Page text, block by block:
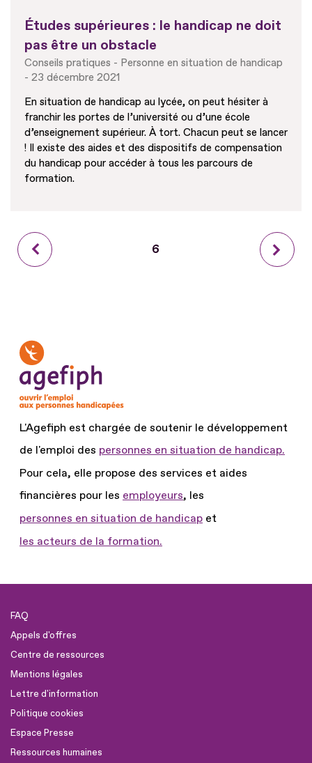
Études supérieures : le handicap ne doit
pas être un obstacle
Conseils pratiques
Personne en situation de handicap
23 décembre 2021
En situation de handicap au lycée, on peut hésiter à
franchir les portes de l’université ou d’une école
d’enseignement supérieur. À tort. Chacun peut se lancer
! Il existe des aides et des dispositifs de compensation
du handicap pour accéder à tous les parcours de
formation.
Page Page
6 Page
L'Agefiph est chargée de soutenir le développement
de l'emploi des personnes en situation de handicap.
Pour cela, elle propose des services et aides
financières pour les employeurs, les
personnes en situation de handicap et
les acteurs de la formation.
FAQ
Appels d'offres
Centre de ressources
Mentions légales
Lettre d'information
Politique cookies
Espace Presse
Ressources humaines